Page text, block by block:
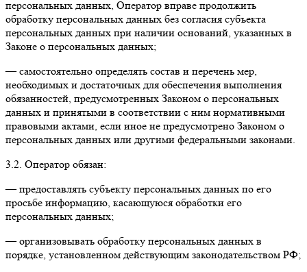
персональных данных, Оператор вправе продолжить
обработку персональных данных без согласия субъекта
персональных данных при наличии оснований, указанных в
Законе о персональных данных;
— самостоятельно определять состав и перечень мер,
необходимых и достаточных для обеспечения выполнения
обязанностей, предусмотренных Законом о персональных
данных и принятыми в соответствии с ним нормативными
правовыми актами, если иное не предусмотрено Законом о
персональных данных или другими федеральными законами.
3.2. Оператор обязан:
— предоставлять субъекту персональных данных по его
просьбе информацию, касающуюся обработки его
персональных данных;
— организовывать обработку персональных данных в
порядке, установленном действующим законодательством РФ;